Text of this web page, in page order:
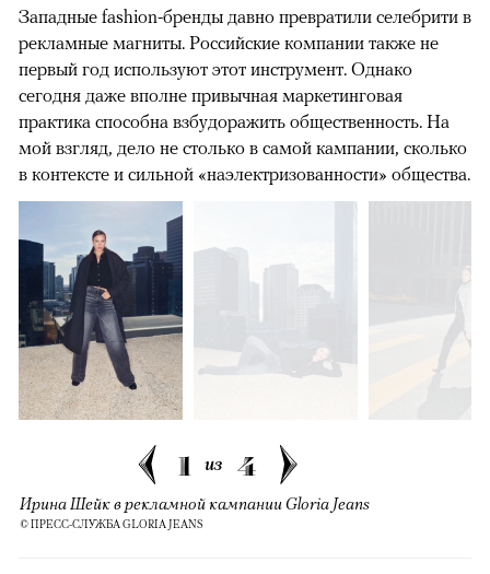
Западные fashion-бренды давно превратили селебрити в
рекламные магниты. Российские компании также не
первый год используют этот инструмент. Однако
сегодня даже вполне привычная маркетинговая
практика способна взбудоражить общественность. На
мой взгляд, дело не столько в самой кампании, сколько
в контексте и сильной «наэлектризованности» общества.
1 из 4
Ирина Шейк в рекламной кампании Gloria Jeans
© ПРЕСС-СЛУЖБА GLORIA JEANS